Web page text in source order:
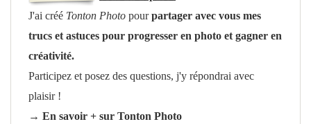
J'ai créé Tonton Photo pourpartager avec vous mes
trucs et astuces pour progresser en photo et gagner en
créativité.
Participez et posez des questions, j'y répondrai avec
plaisir !
→ En savoir + sur Tonton Photo